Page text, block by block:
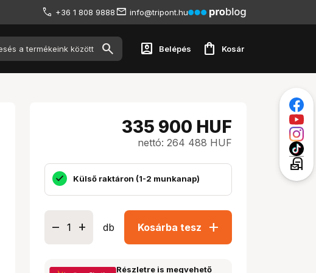
+36 1 808 9888 info@tripont.hu
account_box Belépés shopping_bag Kosár
335 900 HUF
nettó: 264 488 HUF
Külső raktáron (1-2 munkanap)
db Kosárba tesz add
Részletre is megvehető
local_post_office